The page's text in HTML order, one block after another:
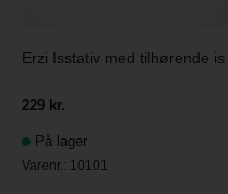
Erzi Isstativ med tilhørende is
229 kr.
På lager
Varenr.: 10101